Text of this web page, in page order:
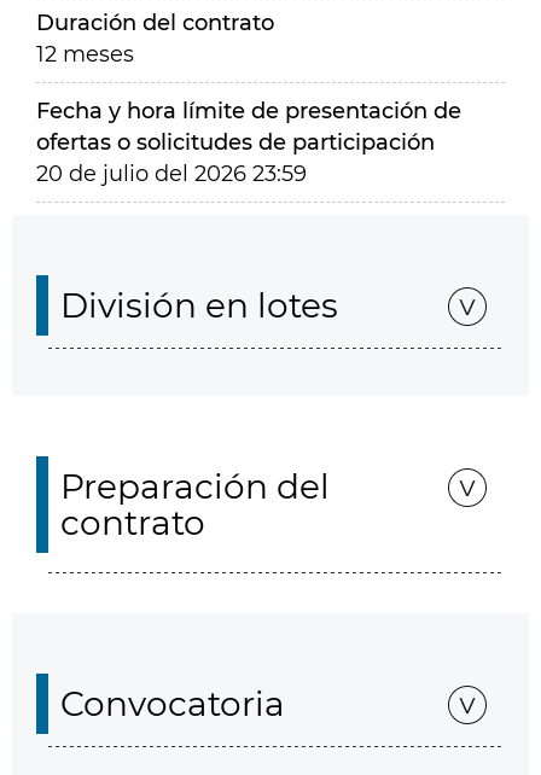
Duración del contrato
12 meses
Fecha y hora límite de presentación de
ofertas o solicitudes de participación
20 de julio del 2026 23:59
División en lotes
Preparación del
contrato
Convocatoria